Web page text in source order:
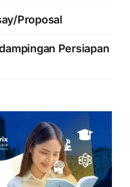
Proposal
Persiapan